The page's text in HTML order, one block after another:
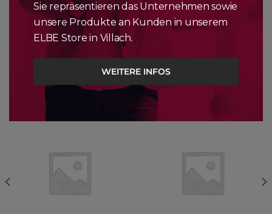
Sturzfestigkeit als bei Vorgängermodellen. 5G macht
Mobilfunk auf dem iPhone schneller als je zuvor und
verbessert die Performance in jeder hinsicht.
DAS KÖNNTE DIR AUCH GEFALLEN …
Sie repräsentieren das Unternehmen sowie
unsere Produkte an Kunden in unserem
ELBE Store in Villach.
WEITERE INFOS